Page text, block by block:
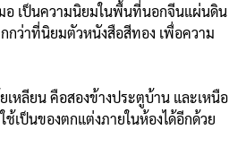
อ เป็นความนิยมในพื้นที่นอกจีนแผ่นดิน
กว่าที่นิยมตัวหนังสือสีทอง เพื่อความ
หลียน คือสองข้างประตูบ้าน และเหนือ
เป็นของตกแต่งภายในห้องได้อีกด้วย